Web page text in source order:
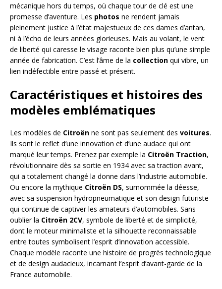
mécanique hors du temps, où chaque tour de clé est une
promesse d’aventure. Les photos ne rendent jamais
pleinement justice à l’état majestueux de ces dames d’antan,
ni à l’écho de leurs années glorieuses. Mais au volant, le vent
de liberté qui caresse le visage raconte bien plus qu’une simple
année de fabrication. C’est l’âme de la collection qui vibre, un
lien indéfectible entre passé et présent.
Caractéristiques et histoires des
modèles emblématiques
Les modèles de Citroën ne sont pas seulement des voitures.
Ils sont le reflet d’une innovation et d’une audace qui ont
marqué leur temps. Prenez par exemple la Citroën Traction,
révolutionnaire dès sa sortie en 1934 avec sa traction avant,
qui a totalement changé la donne dans l’industrie automobile.
Ou encore la mythique Citroën DS, surnommée la déesse,
avec sa suspension hydropneumatique et son design futuriste
qui continue de captiver les amateurs d’automobiles. Sans
oublier la Citroën 2CV, symbole de liberté et de simplicité,
dont le moteur minimaliste et la silhouette reconnaissable
entre toutes symbolisent l’esprit d’innovation accessible.
Chaque modèle raconte une histoire de progrès technologique
et de design audacieux, incarnant l’esprit d’avant-garde de la
France automobile.